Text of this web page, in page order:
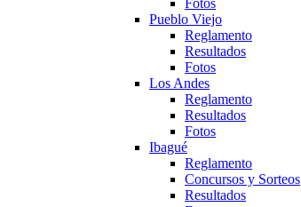
Fotos
Pueblo Viejo
Reglamento
Resultados
Fotos
Los Andes
Reglamento
Resultados
Fotos
Ibagué
Reglamento
Concursos y Sorteos
Resultados